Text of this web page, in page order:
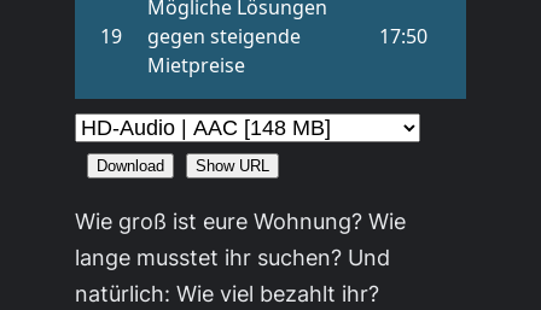
Download Show URL
Wie groß ist eure Wohnung? Wie
lange musstet ihr suchen? Und
natürlich: Wie viel bezahlt ihr?